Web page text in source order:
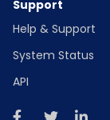
Support
Help & Support
System Status
API